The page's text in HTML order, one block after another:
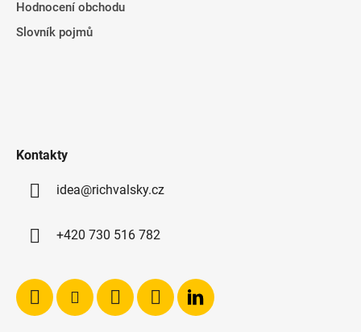
Hodnocení obchodu
Slovník pojmů
Kontakty
idea@richvalsky.cz
+420 730 516 782